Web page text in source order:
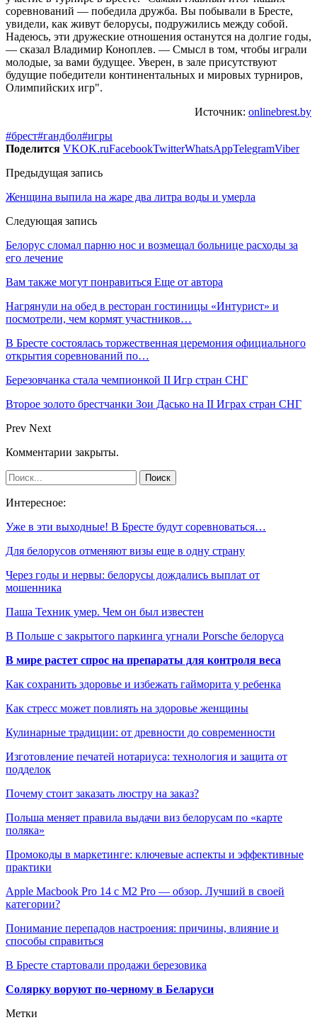
соревнований — победила дружба. Вы побывали в Бресте,
увидели, как живут белорусы, подружились между собой.
Надеюсь, эти дружеские отношения останутся на долгие годы,
— сказал Владимир Коноплев. — Смысл в том, чтобы играли
молодые, за вами будущее. Уверен, в зале присутствуют
будущие победители континентальных и мировых турниров,
Олимпийских игр".
Источник: onlinebrest.by
#брест#гандбол#игры
Поделится VKOK.ruFacebookTwitterWhatsAppTelegramViber
Предыдущая запись
Женщина выпила на жаре два литра воды и умерла
Следующая запись
Белорус сломал парню нос и возмещал больнице расходы за
его лечение
Вам также могут понравиться Еще от автора
Нагрянули на обед в ресторан гостиницы «Интурист» и
посмотрели, чем кормят участников…
В Бресте состоялась торжественная церемония официального
открытия соревнований по…
Березовчанка стала чемпионкой II Игр стран СНГ
Второе золото брестчанки Зои Дасько на II Играх стран СНГ
Prev Next
Комментарии закрыты.
Интересное:
Уже в эти выходные! В Бресте будут соревноваться…
Для белорусов отменяют визы еще в одну страну
Через годы и нервы: белорусы дождались выплат от
мошенника
Паша Техник умер. Чем он был известен
В Польше с закрытого паркинга угнали Porsche белоруса
В мире растет спрос на препараты для контроля веса
Как сохранить здоровье и избежать гайморита у ребенка
Как стресс может повлиять на здоровье женщины
Кулинарные традиции: от древности до современности
Изготовление печатей нотариуса: технология и защита от
подделок
Почему стоит заказать люстру на заказ?
Польша меняет правила выдачи виз белорусам по «карте
поляка»
Промокоды в маркетинге: ключевые аспекты и эффективные
практики
Apple Macbook Pro 14 с M2 Pro — обзор. Лучший в своей
категории?
Понимание перепадов настроения: причины, влияние и
способы справиться
В Бресте стартовали продажи березовика
Солярку воруют по-черному в Беларуси
Метки